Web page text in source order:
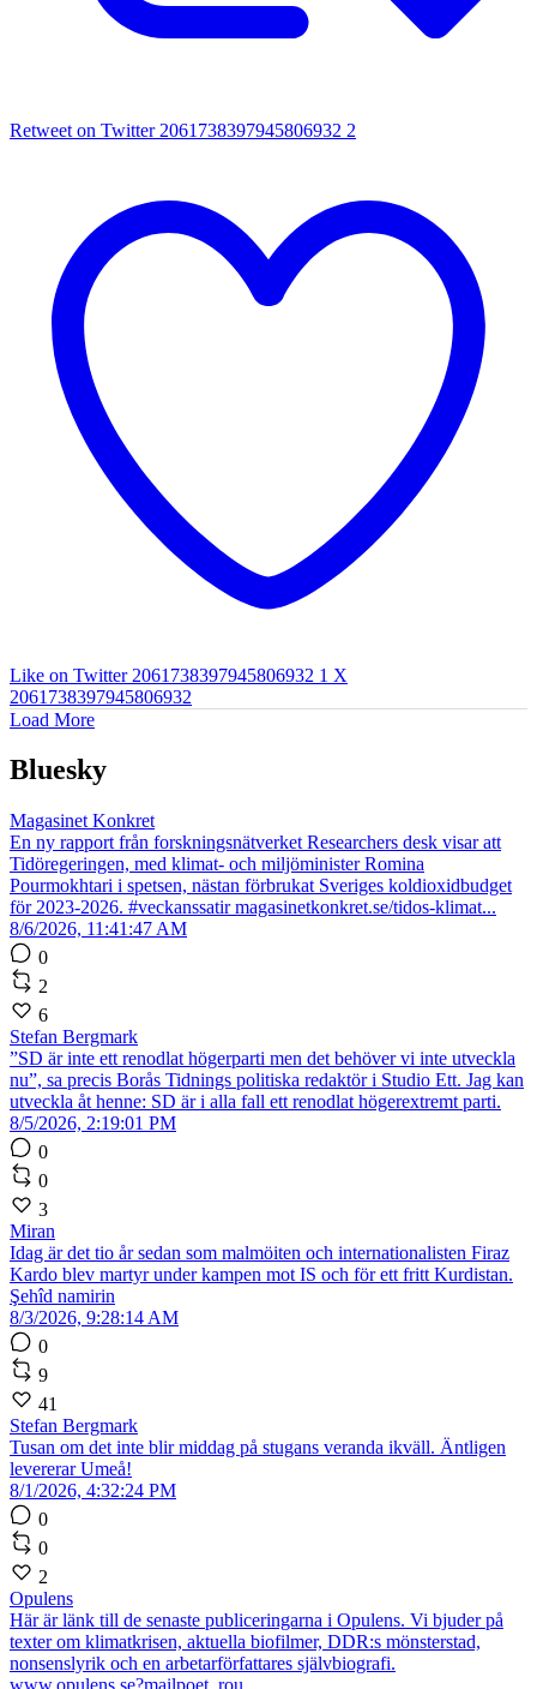
Retweet on Twitter 2061738397945806932 2
Like on Twitter 2061738397945806932 1 X
2061738397945806932
Load More
Bluesky
Magasinet Konkret
En ny rapport från forskningsnätverket Researchers desk visar att
Tidöregeringen, med klimat- och miljöminister Romina
Pourmokhtari i spetsen, nästan förbrukat Sveriges koldioxidbudget
för 2023-2026. #veckanssatir magasinetkonkret.se/tidos-klimat...
8/6/2026, 11:41:47 AM
0
2
6
Stefan Bergmark
”SD är inte ett renodlat högerparti men det behöver vi inte utveckla
nu”, sa precis Borås Tidnings politiska redaktör i Studio Ett. Jag kan
utveckla åt henne: SD är i alla fall ett renodlat högerextremt parti.
8/5/2026, 2:19:01 PM
0
0
3
Miran
Idag är det tio år sedan som malmöiten och internationalisten Firaz
Kardo blev martyr under kampen mot IS och för ett fritt Kurdistan.
Şehîd namirin
8/3/2026, 9:28:14 AM
0
9
41
Stefan Bergmark
Tusan om det inte blir middag på stugans veranda ikväll. Äntligen
levererar Umeå!
8/1/2026, 4:32:24 PM
0
0
2
Opulens
Här är länk till de senaste publiceringarna i Opulens. Vi bjuder på
texter om klimatkrisen, aktuella biofilmer, DDR:s mönsterstad,
nonsenslyrik och en arbetarförfattares självbiografi.